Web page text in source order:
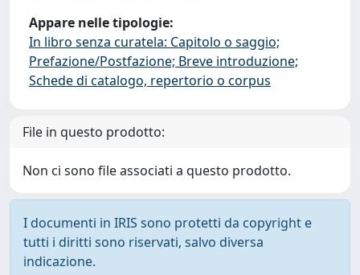
Appare nelle tipologie:
In libro senza curatela: Capitolo o saggio;
Prefazione/Postfazione; Breve introduzione;
Schede di catalogo, repertorio o corpus
File in questo prodotto:
Non ci sono file associati a questo prodotto.
I documenti in IRIS sono protetti da copyright e
tutti i diritti sono riservati, salvo diversa
indicazione.